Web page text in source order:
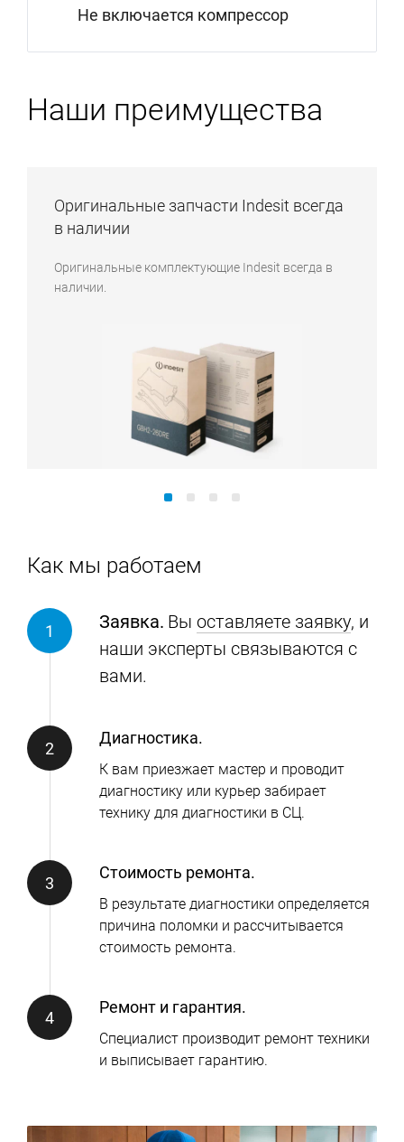
Не включается компрессор
Наши преимущества
Оригинальные запчасти Indesit всегда
в наличии
Оригинальные комплектующие Indesit всегда в
наличии.
Как мы работаем
Заявка. Вы оставляете заявку, и
наши эксперты связываются с
вами.
Диагностика.
К вам приезжает мастер и проводит
диагностику или курьер забирает
технику для диагностики в СЦ.
Стоимость ремонта.
В результате диагностики определяется
причина поломки и рассчитывается
стоимость ремонта.
Ремонт и гарантия.
Специалист производит ремонт техники
и выписывает гарантию.